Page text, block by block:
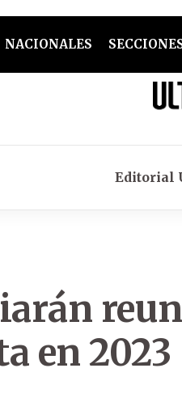
NACIONALES
Editorial
en 2023